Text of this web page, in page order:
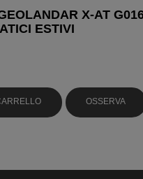
X-AT
ESTIVI
OSSERVA